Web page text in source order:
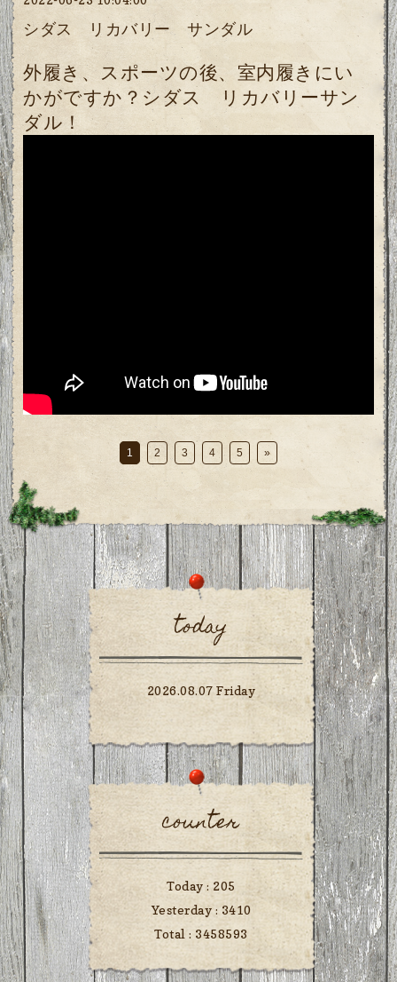
シダス リカバリー サンダル
外履き、スポーツの後、室内履きにい
かがですか？シダス リカバリーサン
ダル！
1 2 3 4 5 »
today
2026.08.07 Friday
counter
Today : 205
Yesterday : 3410
Total : 3458593